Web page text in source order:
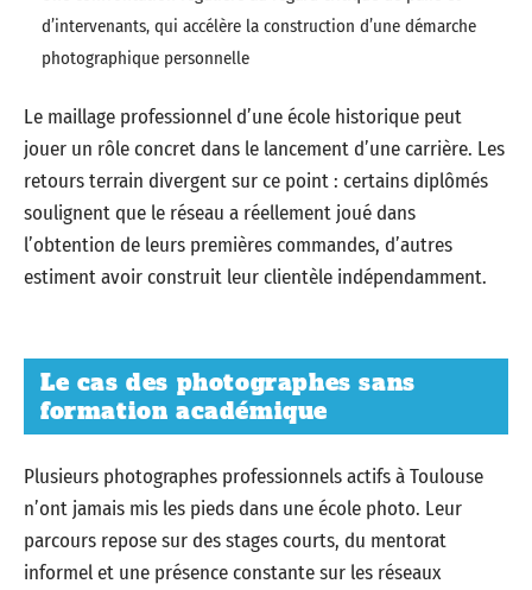
d’intervenants, qui accélère la construction d’une démarche
photographique personnelle
Le maillage professionnel d’une école historique peut
jouer un rôle concret dans le lancement d’une carrière. Les
retours terrain divergent sur ce point : certains diplômés
soulignent que le réseau a réellement joué dans
l’obtention de leurs premières commandes, d’autres
estiment avoir construit leur clientèle indépendamment.
Le cas des photographes sans
formation académique
Plusieurs photographes professionnels actifs à Toulouse
n’ont jamais mis les pieds dans une école photo. Leur
parcours repose sur des stages courts, du mentorat
informel et une présence constante sur les réseaux